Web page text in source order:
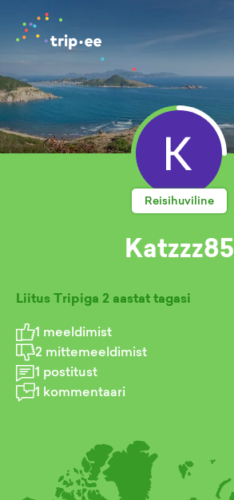
Reisihuviline
Katzzz85
Liitus Tripiga 2 aastat tagasi
1 meeldimist
2 mittemeeldimist
1 postitust
1 kommentaari